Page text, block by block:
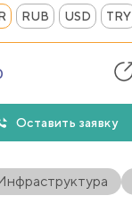
RUB USD TRY
Оставить заявку